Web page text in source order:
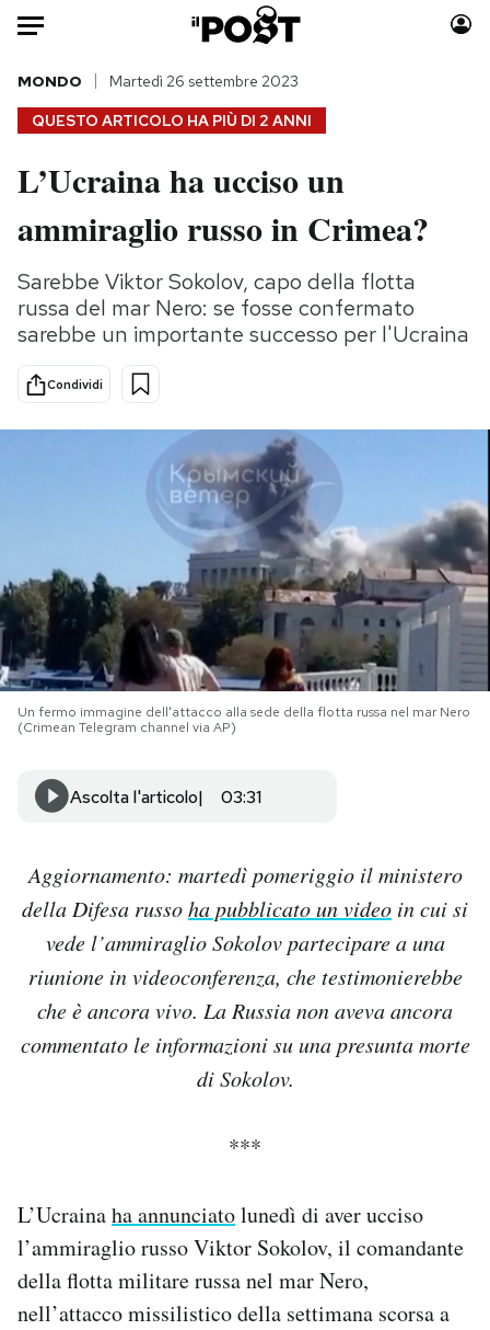
Auto
HOME
Italia
Politica
Tecnologia
Internet
Scienza
Cultura
Economia
Moda
Consumismi
Storie/Idee
Ok Boomer!
Media
Mondiali calcio 2026
NEWSLETTER
I MIEI PREFERITI
AREA PERSONALE
Area Personale
Newsletter
Hai bisogno di aiuto?
QUESTO ARTICOLO HA PIÙ DI 2 ANNI
MONDO Martedì 26 settembre 2023
L’Ucraina ha ucciso un
ammiraglio russo in Crimea?
Sarebbe Viktor Sokolov, capo della flotta
russa del mar Nero: se fosse confermato
sarebbe un importante successo per l'Ucraina
Condividi
Un fermo immagine dell'attacco alla sede della flotta russa nel mar Nero
(Crimean Telegram channel via AP)
Ascolta l'articolo 03:31
Aggiornamento: martedì pomeriggio il ministero
della Difesa russoha pubblicato un video in cui si
vede l’ammiraglio Sokolov partecipare a una
riunione in videoconferenza, che testimonierebbe
che è ancora vivo. La Russia non aveva ancora
commentato le informazioni su una presunta morte
di Sokolov.
***
L’Ucrainaha annunciatolunedì di aver ucciso
l’ammiraglio russo Viktor Sokolov, il comandante
della flotta militare russa nel mar Nero,
nell’attacco missilistico della settimana scorsa a